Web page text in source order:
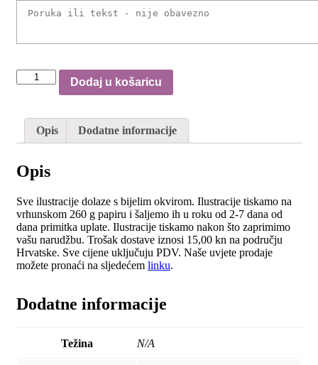
Teddy
heart
Dodaj u košaricu
Opis Dodatne informacije
Opis
Sve ilustracije dolaze s bijelim okvirom. Ilustracije tiskamo na
vrhunskom 260 g papiru i šaljemo ih u roku od 2-7 dana od
dana primitka uplate. Ilustracije tiskamo nakon što zaprimimo
vašu narudžbu. Trošak dostave iznosi 15,00 kn na području
Hrvatske. Sve cijene uključuju PDV. Naše uvjete prodaje
možete pronaći na sljedećem linku.
Dodatne informacije
Težina N/A